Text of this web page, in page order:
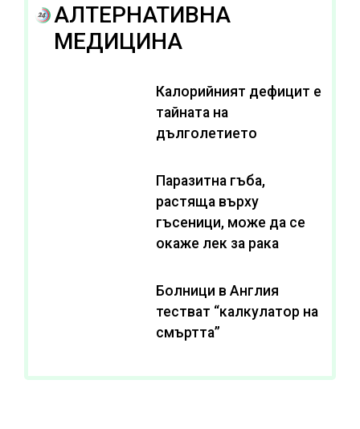
АЛТЕРНАТИВНА
МЕДИЦИНА
Калорийният дефицит е
тайната на
дълголетието
Паразитна гъба,
растяща върху
гъсеници, може да се
окаже лек за рака
Болници в Англия
тестват “калкулатор на
смъртта”